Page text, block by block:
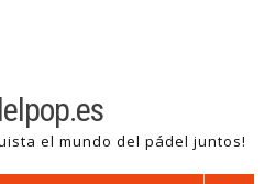
el mundo del pádel juntos!